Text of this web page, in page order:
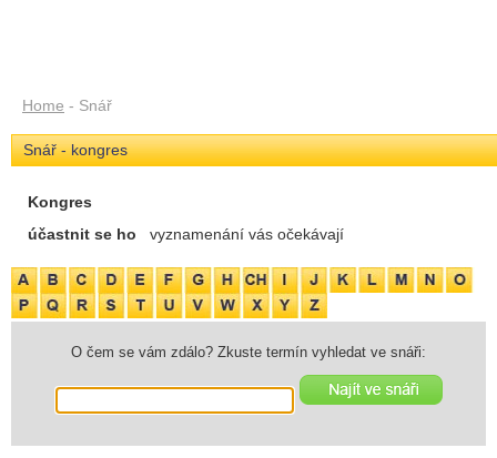
Home - Snář
Snář - kongres
Kongres
účastnit se ho
vyznamenání vás očekávají
O čem se vám zdálo? Zkuste termín vyhledat ve snáři: